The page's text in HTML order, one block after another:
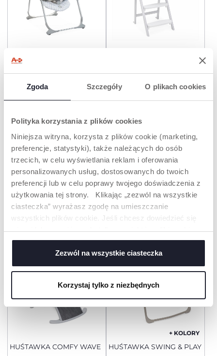
Zgoda Szczegóły O plikach cookies
Polityka korzystania z plików cookies
Niniejsza witryna, korzysta z plików cookie (marketing,
preferencje, statystyki), także należących do osób
trzecich, w celu wyświetlania reklam i oferowania
personalizowanych usług, dostosowanych do twoich
preferencji lub w celu poprawy twojego doświadczenia z
użytkowania tej strony. Klikając „zezwól na wszystkie
ciasteczka” wyrażasz zgodę na umieszczanie
wszystkich plików cookie. Jeśli chcesz dowiedzieć się
więcej lub wyrazić zgodę tylko na niektóre pliki cookie,
kliknij „Ustawienia”. Zamykając ten baner, wyrażasz
zgodę na używanie wyłącznie technicznych plików
cookie, które są niezbędne dla żądanej usługi.
Zezwól na wszystkie ciasteczka
Korzystaj tylko z niezbędnych
HUŚTAWKA POLLY SWING
+ KOLORY
LEŻACZEK MAGIA LEŻACZEK ZEN WAVE
HUŚTAWKA COMFY WAVE
+ KOLORY
HUŚTAWKA SWING & PLAY